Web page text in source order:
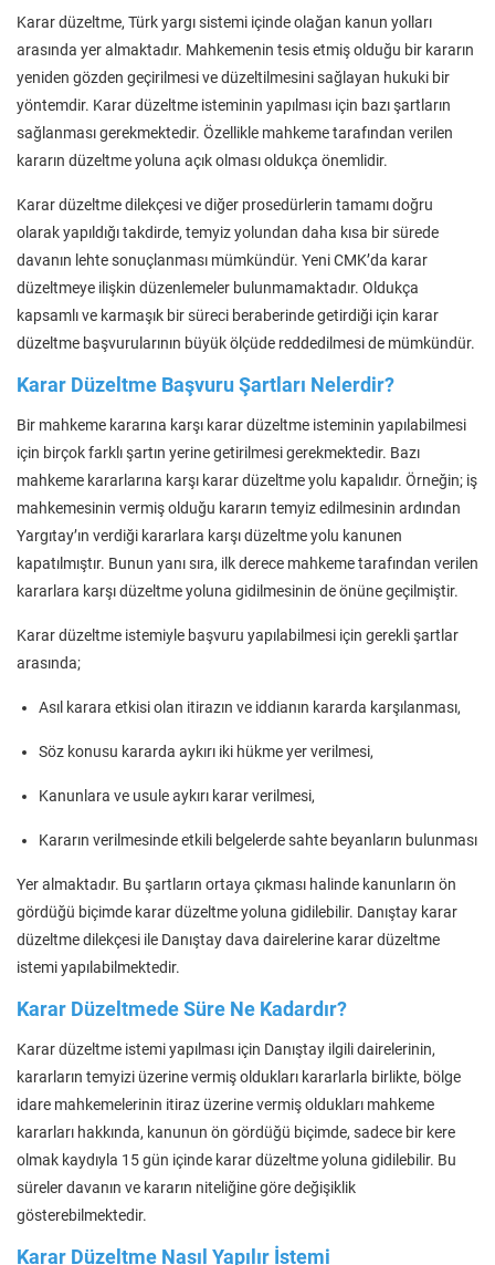
Karar düzeltme, Türk yargı sistemi içinde olağan kanun yolları
arasında yer almaktadır. Mahkemenin tesis etmiş olduğu bir kararın
yeniden gözden geçirilmesi ve düzeltilmesini sağlayan hukuki bir
yöntemdir. Karar düzeltme isteminin yapılması için bazı şartların
sağlanması gerekmektedir. Özellikle mahkeme tarafından verilen
kararın düzeltme yoluna açık olması oldukça önemlidir.
Karar düzeltme dilekçesi ve diğer prosedürlerin tamamı doğru
olarak yapıldığı takdirde, temyiz yolundan daha kısa bir sürede
davanın lehte sonuçlanması mümkündür. Yeni CMK’da karar
düzeltmeye ilişkin düzenlemeler bulunmamaktadır. Oldukça
kapsamlı ve karmaşık bir süreci beraberinde getirdiği için karar
düzeltme başvurularının büyük ölçüde reddedilmesi de mümkündür.
Karar Düzeltme Başvuru Şartları Nelerdir?
Bir mahkeme kararına karşı karar düzeltme isteminin yapılabilmesi
için birçok farklı şartın yerine getirilmesi gerekmektedir. Bazı
mahkeme kararlarına karşı karar düzeltme yolu kapalıdır. Örneğin; iş
mahkemesinin vermiş olduğu kararın temyiz edilmesinin ardından
Yargıtay’ın verdiği kararlara karşı düzeltme yolu kanunen
kapatılmıştır. Bunun yanı sıra, ilk derece mahkeme tarafından verilen
kararlara karşı düzeltme yoluna gidilmesinin de önüne geçilmiştir.
Karar düzeltme istemiyle başvuru yapılabilmesi için gerekli şartlar
arasında;
Asıl karara etkisi olan itirazın ve iddianın kararda karşılanması,
Söz konusu kararda aykırı iki hükme yer verilmesi,
Kanunlara ve usule aykırı karar verilmesi,
Kararın verilmesinde etkili belgelerde sahte beyanların bulunması
Yer almaktadır. Bu şartların ortaya çıkması halinde kanunların ön
gördüğü biçimde karar düzeltme yoluna gidilebilir. Danıştay karar
düzeltme dilekçesi ile Danıştay dava dairelerine karar düzeltme
istemi yapılabilmektedir.
Karar Düzeltmede Süre Ne Kadardır?
Karar düzeltme istemi yapılması için Danıştay ilgili dairelerinin,
kararların temyizi üzerine vermiş oldukları kararlarla birlikte, bölge
idare mahkemelerinin itiraz üzerine vermiş oldukları mahkeme
kararları hakkında, kanunun ön gördüğü biçimde, sadece bir kere
olmak kaydıyla 15 gün içinde karar düzeltme yoluna gidilebilir. Bu
süreler davanın ve kararın niteliğine göre değişiklik
gösterebilmektedir.
Karar Düzeltme Nasıl Yapılır İstemi